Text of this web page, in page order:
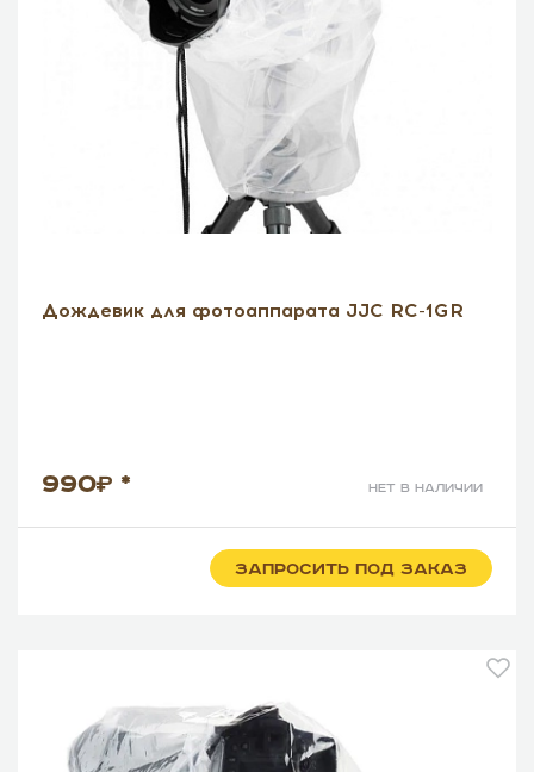
Дождевик для фотоаппарата JJC RC-1GR
990 * нет в наличии
ЗАПРОСИТЬ ПОД ЗАКАЗ